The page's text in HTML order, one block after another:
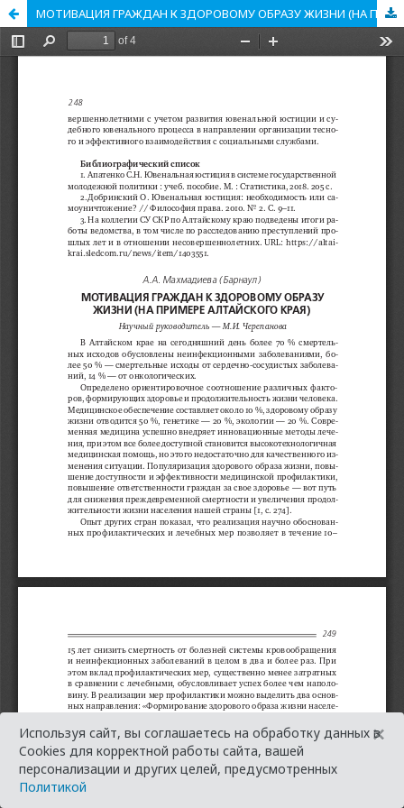
МОТИВАЦИЯ ГРАЖДАН К ЗДОРОВОМУ ОБРАЗУ ЖИЗНИ (НА ПРИМЕРЕ АЛТАЙСКОГО КРАЯ)
Используя сайт, вы соглашаетесь на обработку данных в
Cookies для корректной работы сайта, вашей
персонализации и других целей, предусмотренных
Политикой
×